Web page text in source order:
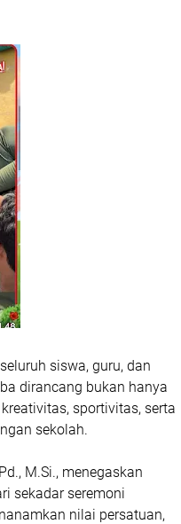
siswa, guru, dan
dirancang bukan hanya
sportivitas, serta
sekolah.
M.Si., menegaskan
sekadar seremoni
nilai persatuan,